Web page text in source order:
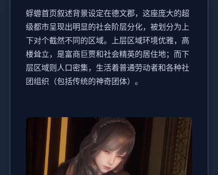
蜉蝣首页叙述背景设定在德文郡，这座庞大的超
级都市呈现出明显的社会阶层分化，被划分为上
下对个截然不同的区域。上层区域环境优雅，高
楼耸立，是富商巨贾和社会精英的居住地；而下
层区域则人口密集，生活着普通劳动者和各种社
团组织（包括传统的神奇团体）。